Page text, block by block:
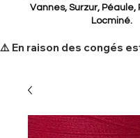
Vannes, Surzur, Péaule,
Locminé.
​⚠️ En raison des congés